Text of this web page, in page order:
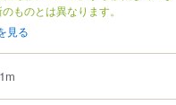
ものとは異なります。
見る